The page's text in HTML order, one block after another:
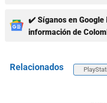
✔️ Síganos en Google
información de
Relacionados